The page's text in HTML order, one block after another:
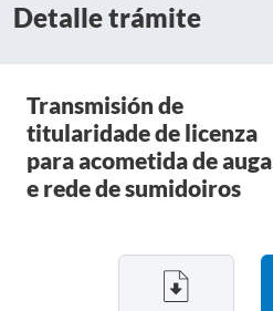
Detalle trámite
Transmisión de
titularidade de licenza
para acometida de auga
e rede de sumidoiros